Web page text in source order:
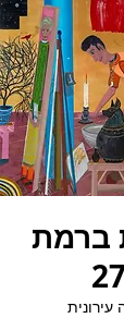
ברמת
עירונית